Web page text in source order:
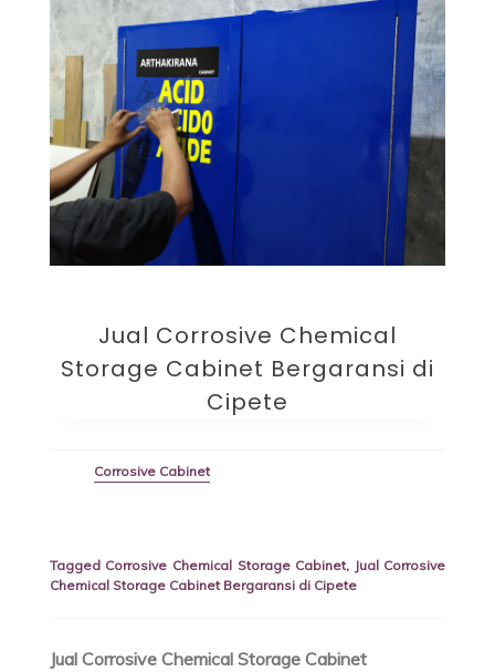
Jual Corrosive Chemical
Storage Cabinet Bergaransi di
Cipete
Corrosive Cabinet
Tagged Corrosive Chemical Storage Cabinet, Jual Corrosive
Chemical Storage Cabinet Bergaransi di Cipete
Jual Corrosive Chemical Storage Cabinet